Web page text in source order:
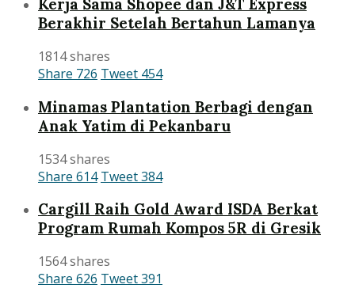
Kerja Sama Shopee dan J&T Express
Berakhir Setelah Bertahun Lamanya
1814 shares
Share 726 Tweet 454
Minamas Plantation Berbagi dengan
Anak Yatim di Pekanbaru
1534 shares
Share 614 Tweet384
Cargill Raih Gold Award ISDA Berkat
Program Rumah Kompos 5R di Gresik
1564 shares
Share 626 Tweet391